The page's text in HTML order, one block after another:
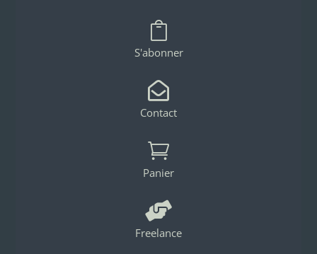

S'abonner

Contact

Panier

Freelance